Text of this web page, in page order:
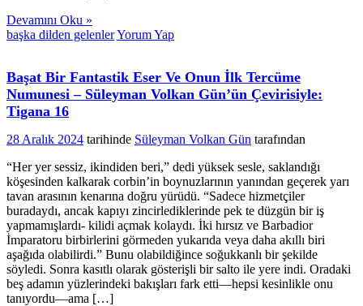
Devamını Oku »
başka dilden gelenlerYorum Yap
Başat Bir Fantastik Eser Ve Onun İlk Tercüme
Numunesi – Süleyman Volkan Gün’ün Çevirisiyle:
Tigana 16
28 Aralık 2024 tarihinde Süleyman Volkan Gün tarafından
“Her yer sessiz, ikindiden beri,” dedi yüksek sesle, saklandığı
köşesinden kalkarak corbin’in boynuzlarının yanından geçerek yarı
tavan arasının kenarına doğru yürüdü. “Sadece hizmetçiler
buradaydı, ancak kapıyı zincirlediklerinde pek te düzgün bir iş
yapmamışlardı- kilidi açmak kolaydı. İki hırsız ve Barbadior
İmparatoru birbirlerini görmeden yukarıda veya daha akıllı biri
aşağıda olabilirdi.” Bunu olabildiğince soğukkanlı bir şekilde
söyledi. Sonra kasıtlı olarak gösterişli bir salto ile yere indi. Oradaki
beş adamın yüzlerindeki bakışları fark etti—hepsi kesinlikle onu
tanıyordu—ama […]